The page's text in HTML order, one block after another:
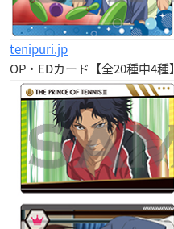
tenipuri.jp
OP・EDカード【全20種中4種】